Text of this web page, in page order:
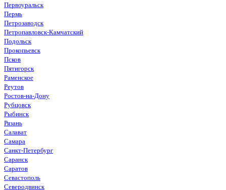
Первоуральск
Пермь
Петрозаводск
Петропавловск-Камчатский
Подольск
Прокопьевск
Псков
Пятигорск
Раменское
Реутов
Ростов-на-Дону
Рубцовск
Рыбинск
Рязань
Салават
Самара
Санкт-Петербург
Саранск
Саратов
Севастополь
Северодвинск